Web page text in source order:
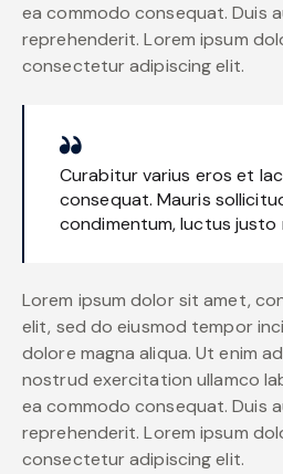
ea commodo consequat. Duis
reprehenderit. Lorem ipsum
consectetur adipiscing elit.
Curabitur varius eros et
consequat. Mauris
condimentum, luctus justo
Lorem ipsum dolor sit amet,
elit, sed do eiusmod tempor
dolore magna aliqua. Ut enim
nostrud exercitation ullamco
ea commodo consequat. Duis
reprehenderit. Lorem ipsum
consectetur adipiscing elit.